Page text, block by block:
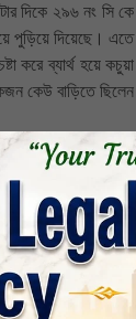
দিকে ২৯৬ নং সি কে
পুড়িয়ে দিয়েছে। এতে
করে ব্যার্থ হয়ে কচুয়া
কেউ বাড়িতে ছিলেন
ইউনিয়ন বিএনপির
সহ বিভিন্ন নেতৃবৃন্দ
প্রশাসনের টহল
মকদ্দমা থাকতেই